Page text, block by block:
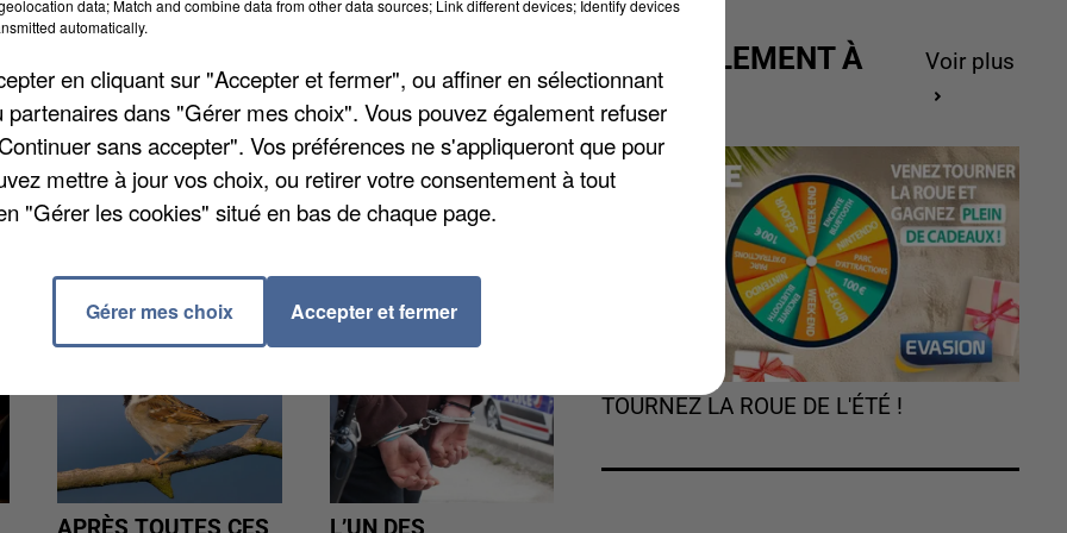
de Nogent-sur-Oise. Les inscriptions pour les
le 9 mars. Pour inscrire son nom, rendez-vous de
photocopie recto/verso de la pièce d'identité et du
les particuliers et 10 euros pour les
en Fêtes au 0680423406 et via
ACTUELLEMENT À
GAGNER
Voir plus
TOURNEZ LA ROUE DE L'ÉTÉ !
data; Match and combine data from other data sources; Link different devices; Identify devices
automatically.
en cliquant sur "Accepter et fermer", ou affiner en sélectionnant
partenaires dans "Gérer mes choix". Vous pouvez également refuser
sans accepter". Vos préférences ne s'appliqueront que pour
mettre à jour vos choix, ou retirer votre consentement à tout
"Gérer les cookies" situé en bas de chaque page.
Gérer mes choix Accepter et fermer